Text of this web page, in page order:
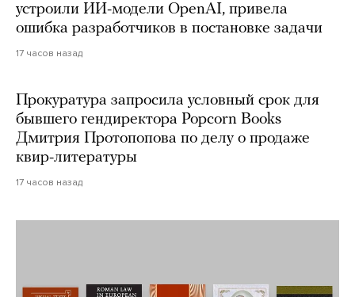
устроили ИИ-модели OpenAI, привела
ошибка разработчиков в постановке задачи
17 часов назад
Прокуратура запросила условный срок для
бывшего гендиректора Popcorn Books
Дмитрия Протопопова по делу о продаже
квир-литературы
17 часов назад